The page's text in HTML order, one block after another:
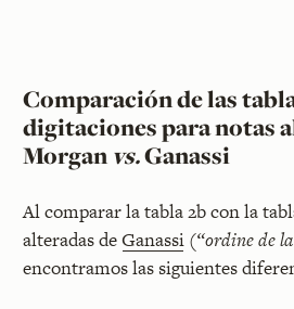
Comparación de las
digitaciones para notas
Morgan vs.Ganassi
Al comparar la tabla 2b con la
alteradas deGanassi (“ordine de
encontramos las siguientes